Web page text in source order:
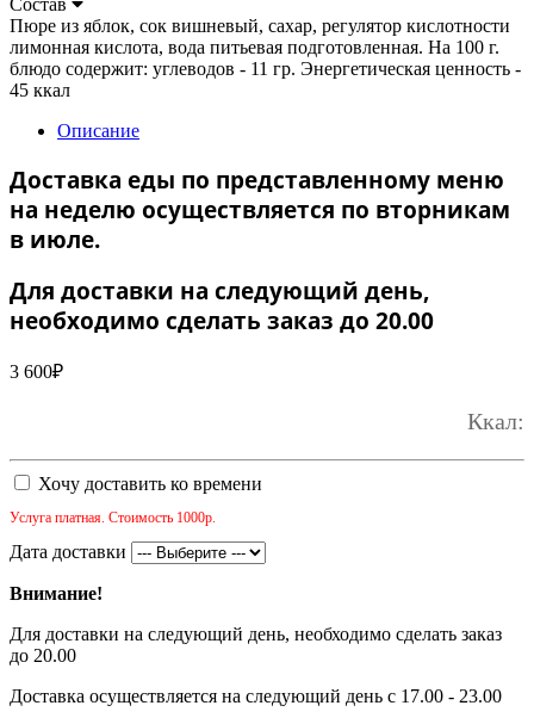
Пюре из яблок, сок вишневый, сахар, регулятор кислотности
лимонная кислота, вода питьевая подготовленная. На 100 г.
блюдо содержит: углеводов - 11 гр. Энергетическая ценность -
45 ккал
Описание
Доставка еды по представленному меню
на неделю осуществляется по вторникам
в июле.
Для доставки на следующий день,
необходимо сделать заказ до 20.00
3 600₽
Ккал:
Хочу доставить ко времени
Услуга платная. Стоимость 1000р.
Дата доставки
Внимание!
Для доставки на следующий день, необходимо сделать заказ
до 20.00
Доставка осуществляется на следующий день с 17.00 - 23.00